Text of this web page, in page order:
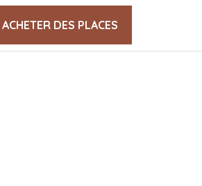
ACHETER DES PLACES